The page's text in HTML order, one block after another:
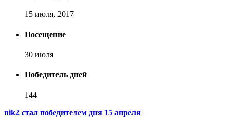
15 июля, 2017
Посещение
30 июля
Победитель дней
144
nik2 стал победителем дня 15 апреля